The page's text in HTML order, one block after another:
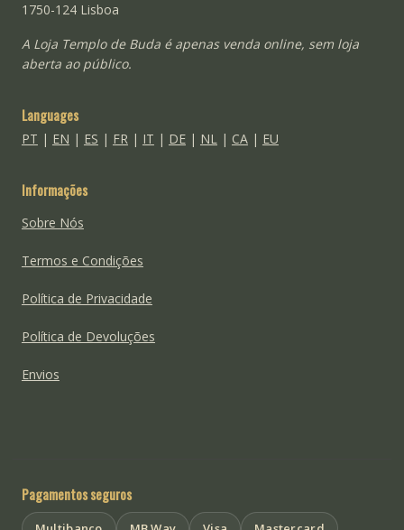
1750-124 Lisboa
A Loja Templo de Buda é apenas venda online, sem loja
aberta ao público.
Languages
PT | EN | ES | FR| IT | DE| NL| CA| EU
Informações
Sobre Nós
Termos e Condições
Política de Privacidade
Política de Devoluções
Envios
Pagamentos seguros